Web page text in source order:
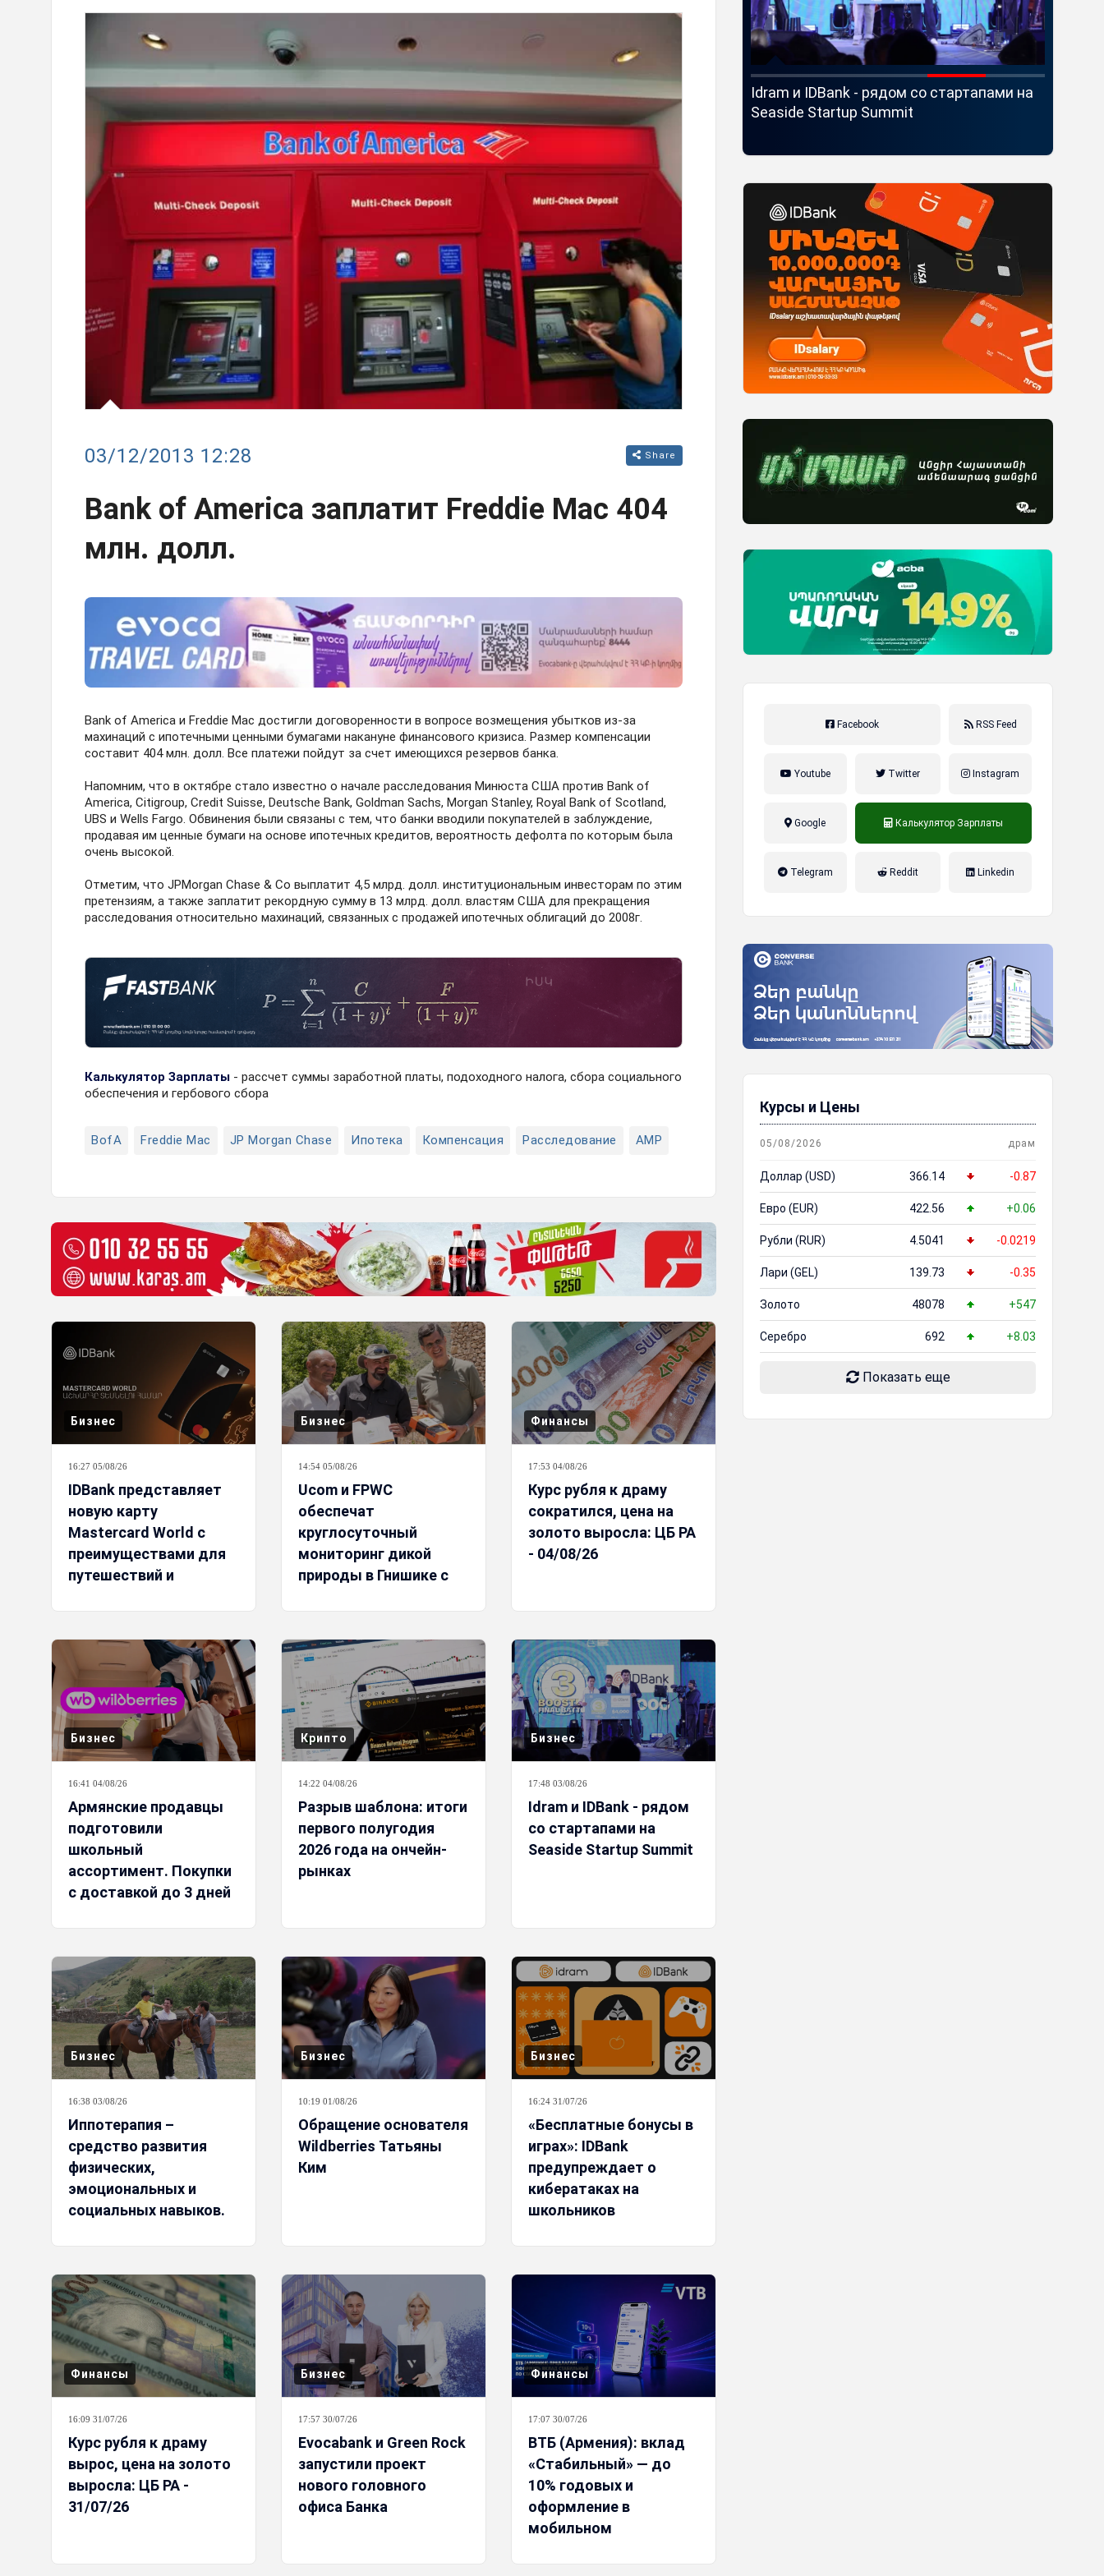
03/12/2013 12:28 Share
Bank of America заплатит Freddie Mac 404
млн. долл.
Bank of America и Freddie Mac достигли договоренности в вопросе возмещения убытков из-за
махинаций с ипотечными ценными бумагами накануне финансового кризиса. Размер компенсации
составит 404 млн. долл. Все платежи пойдут за счет имеющихся резервов банка.
Напомним, что в октябре стало известно о начале расследования Минюста США против Bank of
America, Citigroup, Credit Suisse, Deutsche Bank, Goldman Sachs, Morgan Stanley, Royal Bank of Scotland,
UBS и Wells Fargo. Обвинения были связаны с тем, что банки вводили покупателей в заблуждение,
продавая им ценные бумаги на основе ипотечных кредитов, вероятность дефолта по которым была
очень высокой.
Отметим, что JPMorgan Chase & Co выплатит 4,5 млрд. долл. институциональным инвесторам по этим
претензиям, а также заплатит рекордную сумму в 13 млрд. долл. властям США для прекращения
расследования относительно махинаций, связанных с продажей ипотечных облигаций до 2008г.
Калькулятор Зарплаты - рассчет суммы заработной платы, подоходного налога, сбора социального
обеспечения и гербового сбора
BofA Freddie Mac JP Morgan Chase Ипотека Компенсация Расследование AMP
новую карту
акцией
Ucom и FPWC обеспечат круглосуточный
мониторинг дикой природы в Гнишике с
помощью солнечной энергии
Армянские продавцы подготовили
школьный ассортимент. Покупки с
доставкой до 3 дней
Idram и IDBank - рядом со стартапами на
Seaside Startup Summit
Facebook RSS Feed
Youtube Twitter Instagram
Google Калькулятор Зарплаты
Telegram Reddit Linkedin
Курсы и Цены
05/08/2026 драм
Доллар (USD) 366.14 -0.87
Евро (EUR) 422.56 +0.06
Рубли (RUR) 4.5041 -0.0219
Лари (GEL) 139.73 -0.35
Золото 48078 +547
Серебро 692 +8.03
Показать еще
Бизнес
16:27 05/08/26
IDBank представляет
новую карту
Mastercard World с
преимуществами для
путешествий и
Бизнес
14:54 05/08/26
Ucom и FPWC
обеспечат
круглосуточный
мониторинг дикой
природы в Гнишике с
Финансы
17:53 04/08/26
Курс рубля к драму
сократился, цена на
золото выросла: ЦБ РА
- 04/08/26
Бизнес
16:41 04/08/26
Армянские продавцы
подготовили
школьный
ассортимент. Покупки
с доставкой до 3 дней
Крипто
14:22 04/08/26
Разрыв шаблона: итоги
первого полугодия
2026 года на ончейн-
рынках
Бизнес
17:48 03/08/26
Idram и IDBank - рядом
со стартапами на
Seaside Startup Summit
Бизнес
16:38 03/08/26
Иппотерапия –
средство развития
физических,
эмоциональных и
социальных навыков.
писать историю успеха
Бизнес
10:19 01/08/26
Обращение основателя
Wildberries Татьяны
Ким
Бизнес
16:24 31/07/26
«Бесплатные бонусы в
играх»: IDBank
предупреждает о
кибератаках на
школьников
Финансы
16:09 31/07/26
Курс рубля к драму
вырос, цена на золото
выросла: ЦБ РА -
31/07/26
Бизнес
17:57 30/07/26
Evocabank и Green Rock
запустили проект
нового головного
офиса Банка
Финансы
17:07 30/07/26
ВТБ (Армения): вклад
«Стабильный» — до
10% годовых и
оформление в
мобильном